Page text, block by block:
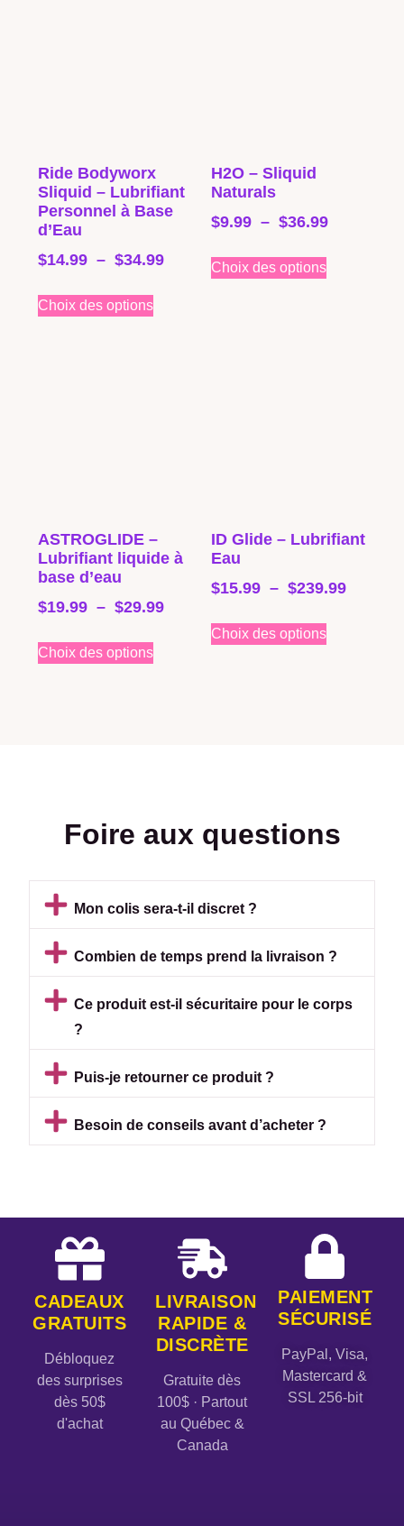
Ride Bodyworx
Sliquid – Lubrifiant
Personnel à Base
d’Eau
$14.99 – $34.99
Choix des options
H2O – Sliquid
Naturals
$9.99 – $36.99
Choix des options
ASTROGLIDE –
Lubrifiant liquide à
base d’eau
$19.99 – $29.99
Choix des options
ID Glide – Lubrifiant
Eau
$15.99 – $239.99
Choix des options
Foire aux questions
Mon colis sera-t-il discret ?
Combien de temps prend la livraison ?
Ce produit est-il sécuritaire pour le corps
?
Puis-je retourner ce produit ?
Besoin de conseils avant d’acheter ?
CADEAUX
GRATUITS
Débloquez
des surprises
dès 50$
d'achat
LIVRAISON
RAPIDE &
DISCRÈTE
Gratuite dès
100$ · Partout
au Québec &
Canada
PAIEMENT
SÉCURISÉ
PayPal, Visa,
Mastercard &
SSL 256-bit